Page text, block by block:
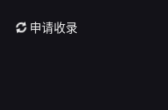
申请收录